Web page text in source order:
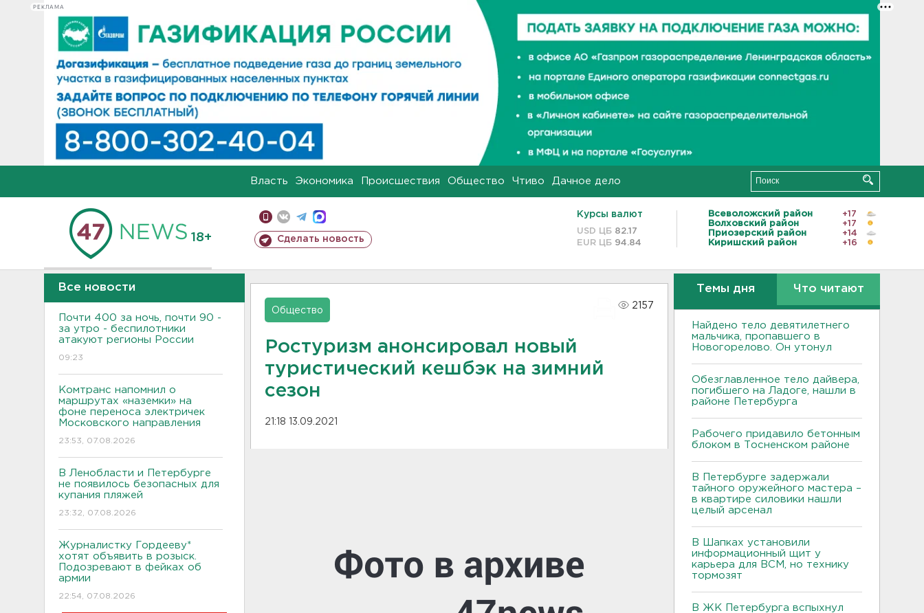
РЕКЛАМА
Власть Экономика Происшествия Общество Чтиво Дачное дело
18+ Сделать новость
Курсы валют
USD ЦБ 82.17
EUR ЦБ 94.84
Всеволожский район
+17
Волховский район
+17
Приозерский район
+14
Киришский район
+16
Все новости
Почти 400 за ночь, почти 90 -
за утро - беспилотники
атакуют регионы России
09:23
Комтранс напомнил о
маршрутах «наземки» на
фоне переноса электричек
Московского направления
23:53, 07.08.2026
В Ленобласти и Петербурге
не появилось безопасных для
купания пляжей
23:32, 07.08.2026
Журналистку Гордееву*
хотят объявить в розыск.
Подозревают в фейках об
армии
22:54, 07.08.2026
Общество
2157
Ростуризм анонсировал новый
туристический кешбэк на зимний
сезон
21:18 13.09.2021
Темы дня Что читают
Найдено тело девятилетнего
мальчика, пропавшего в
Новогорелово. Он утонул
Обезглавленное тело дайвера,
погибшего на Ладоге, нашли в
районе Петербурга
Рабочего придавило бетонным
блоком в Тосненском районе
В Петербурге задержали
тайного оружейного мастера –
в квартире силовики нашли
целый арсенал
В Шапках установили
информационный щит у
карьера для ВСМ, но технику
тормозят
В ЖК Петербурга вспыхнул